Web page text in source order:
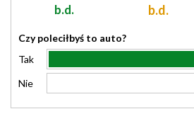
b.d. b.d.
Czy poleciłbyś to auto?
Tak
Nie